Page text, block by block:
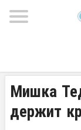
Мишка
держит